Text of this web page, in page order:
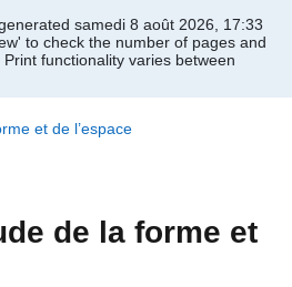
samedi 8 août 2026, 17:33
to check the number of pages and
Print functionality varies between
et de l’espace
de la forme et